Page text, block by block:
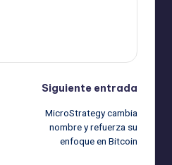
Siguiente entrada
MicroStrategy cambia
nombre y refuerza su
enfoque en Bitcoin